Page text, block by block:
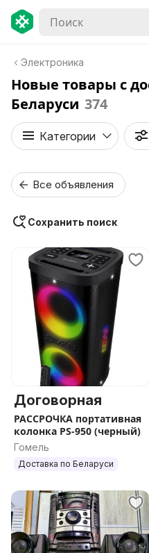
Электроника
Новые товары с
Беларуси 374
Категории
Все объявления
Сохранить поиск
Договорная
РАССРОЧКА портативная
колонка PS-950 (черный)
Гомель
Доставка по Беларуси